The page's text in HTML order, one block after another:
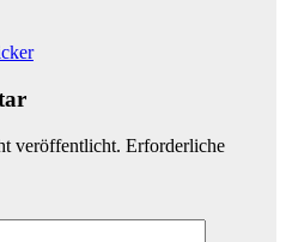
veröffentlicht. Erforderliche